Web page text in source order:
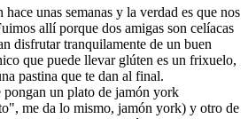
unas semanas y la verdad es que nos
allí porque dos amigas son celíacas
disfrutar tranquilamente de un buen
que puede llevar glúten es un frixuelo,
pastina que te dan al final.
pongan un plato de jamón york
me da lo mismo, jamón york) y otro de